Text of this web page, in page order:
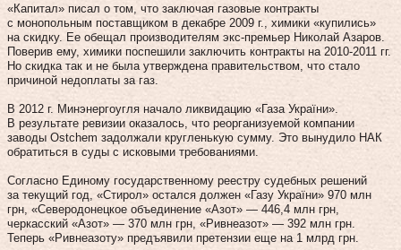
«Капитал» писал о том, что заключая газовые контракты
с монопольным поставщиком в декабре 2009 г., химики «купились»
на скидку. Ее обещал производителям экс-премьер Николай Азаров.
Поверив ему, химики поспешили заключить контракты на 2010‑2011 гг.
Но скидка так и не была утверждена правительством, что стало
причиной недоплаты за газ.
В 2012 г. Минэнергоугля начало ликвидацию «Газа України».
В результате ревизии оказалось, что реорганизуемой компании
заводы Ostchem задолжали кругленькую сумму. Это вынудило НАК
обратиться в суды с исковыми требованиями.
Согласно Единому государственному реестру судебных решений
за текущий год, «Стирол» остался должен «Газу України» 970 млн
грн, «Северодонецкое объединение «Азот» — 446,4 млн грн,
черкасский «Азот» — 370 млн грн, «Ривнеазот» — 392 млн грн.
Теперь «Ривнеазоту» предъявили претензии еще на 1 млрд грн.